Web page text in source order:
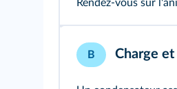
Rendez-vous sur
B Charge